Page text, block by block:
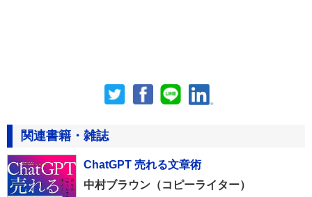
関連書籍・雑誌
ChatGPT 売れる文章術
中村ブラウン（コピーライター）